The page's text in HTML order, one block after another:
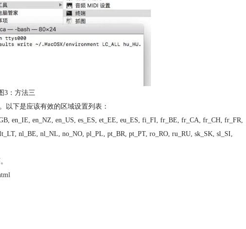
3：方法三
以下是应该有效的区域设置列表：
en_IE, en_NZ, en_US, es_ES, et_EE, eu_ES, fi_FI, fr_BE, fr_CA, fr_CH, fr_FR,
nl_BE, nl_NL, no_NO, pl_PL, pt_BR, pt_PT, ro_RO, ru_RU, sk_SK, sl_SI,